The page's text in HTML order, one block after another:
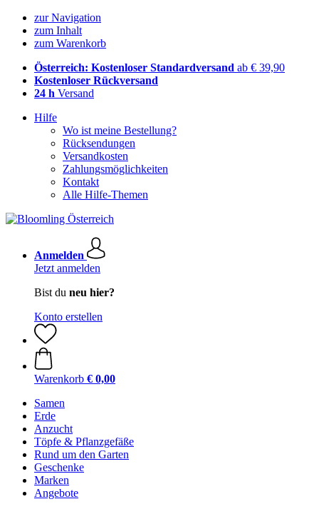
zur Navigation
zum Inhalt
zum Warenkorb
Österreich: Kostenloser Standardversand ab € 39,90
Kostenloser Rückversand
24 h Versand
Hilfe
Wo ist meine Bestellung?
Rücksendungen
Versandkosten
Zahlungsmöglichkeiten
Kontakt
Alle Hilfe-Themen
Anmelden
Jetzt anmelden
Bist du neu hier?
Konto erstellen
Warenkorb € 0,00
Samen
Erde
Anzucht
Töpfe & Pflanzgefäße
Rund um den Garten
Geschenke
Marken
Angebote